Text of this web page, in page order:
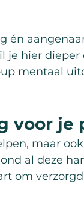
én
je hier dieper
mentaal
voor je
maar
al deze
om